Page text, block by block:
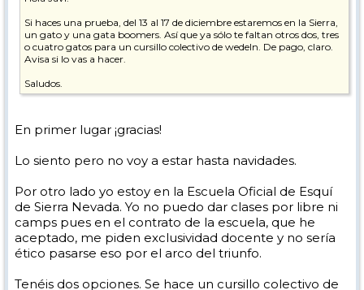
Si haces una prueba, del 13 al 17 de diciembre estaremos en la Sierra,
un gato y una gata boomers. Así que ya sólo te faltan otros dos, tres
o cuatro gatos para un cursillo colectivo de wedeln. De pago, claro.
Avisa si lo vas a hacer.
Saludos.
En primer lugar ¡gracias!
Lo siento pero no voy a estar hasta navidades.
Por otro lado yo estoy en la Escuela Oficial de Esquí
de Sierra Nevada. Yo no puedo dar clases por libre ni
camps pues en el contrato de la escuela, que he
aceptado, me piden exclusividad docente y no sería
ético pasarse eso por el arco del triunfo.
Tenéis dos opciones. Se hace un cursillo colectivo de